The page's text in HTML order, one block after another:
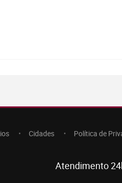
Cidades Política de
Atendimento